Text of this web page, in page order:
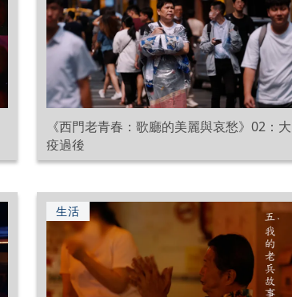
《西門老青春：歌廳的美麗與哀愁》02：大
疫過後
生活